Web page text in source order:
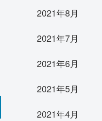
2021年8月
2021年7月
2021年6月
2021年5月
2021年4月